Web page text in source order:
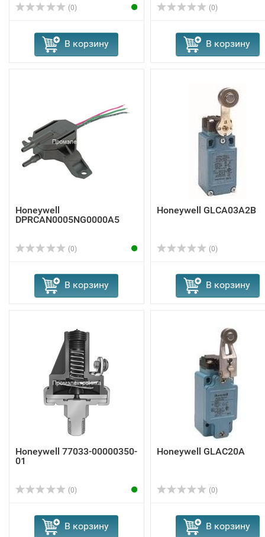
(0)
В корзину
(0)
В корзину
Honeywell
DPRCAN0005NG0000A5
(0)
В корзину
Honeywell GLCA03A2B
(0)
В корзину
Honeywell 77033-00000350-
01
(0)
В корзину
Honeywell GLAC20A
(0)
В корзину